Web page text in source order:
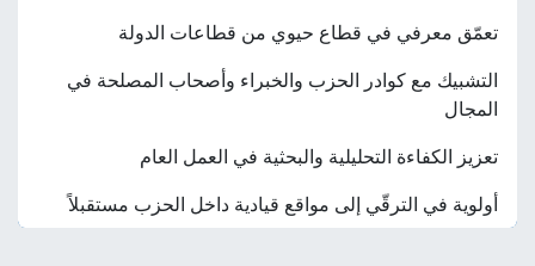
تعمّق معرفي في قطاع حيوي من قطاعات الدولة
التشبيك مع كوادر الحزب والخبراء وأصحاب المصلحة في
المجال
تعزيز الكفاءة التحليلية والبحثية في العمل العام
أولوية في الترقّي إلى مواقع قيادية داخل الحزب مستقبلاً